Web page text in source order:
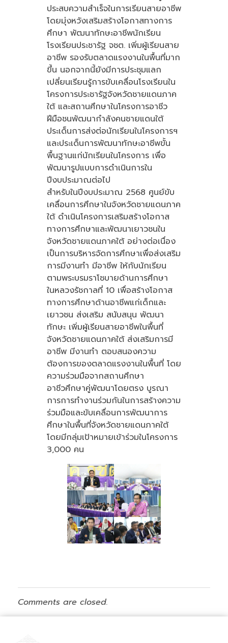
ประสบความสำเร็จในการเรียนสายอาชีพ
โดยมุ่งหวังเสริมสร้างโอกาสทางการ
ศึกษา พัฒนาทักษะอาชีพนักเรียน
โรงเรียนประชารัฐ จชต. เพิ่มผู้เรียนสาย
อาชีพ รองรับตลาดแรงงานในพื้นที่มาก
ขึ้น นอกจากนี้ยังมีการประชุมแลก
เปลี่ยนเรียนรู้การขับเคลื่อนโรงเรียนใน
โครงการประชารัฐจังหวัดชายแดนภาค
ใต้ และสถานศึกษาในโครงการอาชีว
ฝีมือชนพัฒนากำลังคนชายแดนใต้
ประเด็นการส่งต่อนักเรียนในโครงการฯ
และประเด็นการพัฒนาทักษะอาชีพขั้น
พื้นฐานแก่นักเรียนในโครงการ เพื่อ
พัฒนารูปแบบการดำเนินการใน
ปีงบประมาณต่อไป
สำหรับในปีงบประมาณ 2568 ศูนย์ขับ
เคลื่อนการศึกษาในจังหวัดชายแดนภาค
ใต้ ดำเนินโครงการเสริมสร้างโอกาส
ทางการศึกษาและพัฒนาเยาวชนใน
จังหวัดชายแดนภาคใต้ อย่างต่อเนื่อง
เป็นการบริหารจัดการศึกษาเพื่อส่งเสริม
การมีงานทำ มีอาชีพ ให้กับนักเรียน
ตามพระบรมราโชบายด้านการศึกษา
ในหลวงรัชกาลที่ 10 เพื่อสร้างโอกาส
ทางการศึกษาด้านอาชีพแก่เด็กและ
เยาวชน ส่งเสริม สนับสนุน พัฒนา
ทักษะ เพิ่มผู้เรียนสายอาชีพในพื้นที่
จังหวัดชายแดนภาคใต้ ส่งเสริมการมี
อาชีพ มีงานทำ ตอบสนองความ
ต้องการของตลาดแรงงานในพื้นที่ โดย
ความร่วมมือจากสถานศึกษา
อาชีวศึกษาคู่พัฒนาโดยตรง บูรณา
การการทำงานร่วมกันในการสร้างความ
ร่วมมือและขับเคลื่อนการพัฒนาการ
ศึกษาในพื้นที่จังหวัดชายแดนภาคใต้
โดยมีกลุ่มเป้าหมายเข้าร่วมในโครงการ
3,000 คน
Comments are closed.